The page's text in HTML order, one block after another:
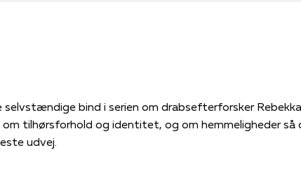
selvstændige bind i serien om drabsefterforsker
om tilhørsforhold og identitet, og om hemmeligheder så
udvej.